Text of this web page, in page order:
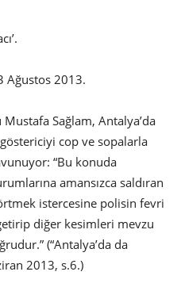
Ağustos 2013.
Sağlam, Antalya’da
cop ve sopalarla
“Bu konuda
amansızca saldıran
istercesine polisin fevri
diğer kesimleri mevzu
(“Antalya’da da
2013, s.6.)